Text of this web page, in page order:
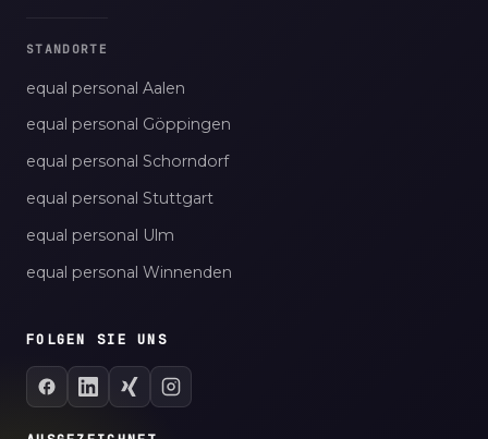
STANDORTE
equal personal Aalen
equal personal Göppingen
equal personal Schorndorf
equal personal Stuttgart
equal personal Ulm
equal personal Winnenden
FOLGEN SIE UNS